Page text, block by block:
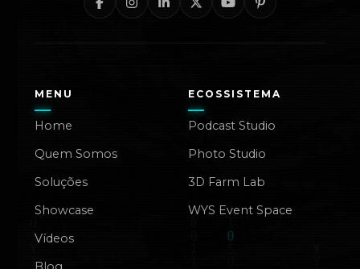
MENU
Home
Quem Somos
Soluções
Showcase
Vídeos
ECOSSISTEMA
Podcast Studio
Photo Studio
3D Farm Lab
WYS Event Space